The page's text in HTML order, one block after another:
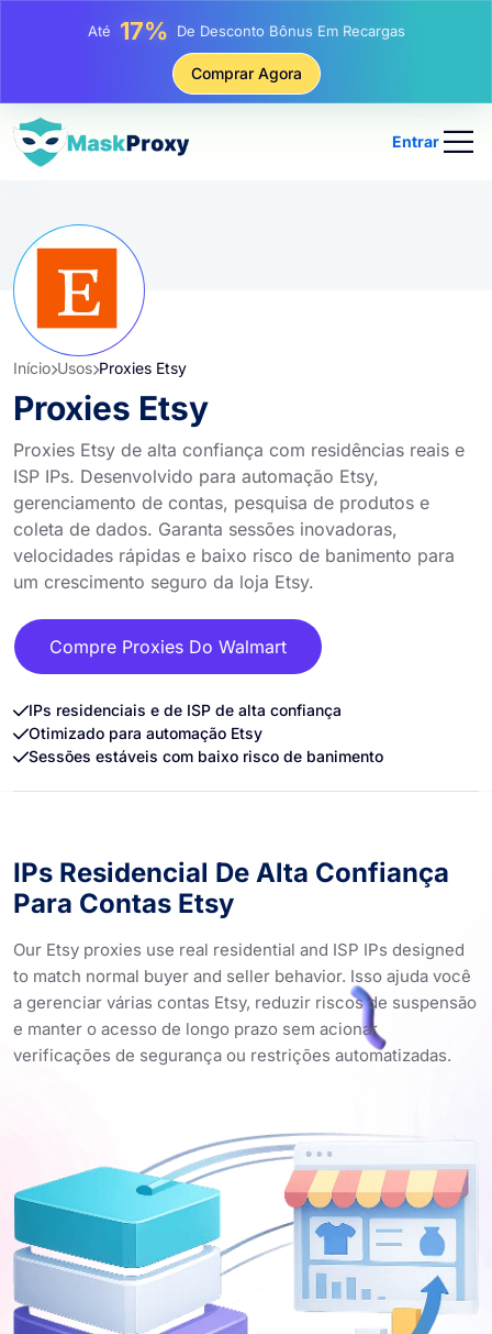
Até25%Desconto Em Compras Estáticas De IP
Desconto Em Compras Rotativas De IP
Comprar Agora
Entrar
Início Usos Proxies Etsy
Proxies Etsy
Proxies Etsy de alta confiança com residências reais e
ISP IPs. Desenvolvido para automação Etsy,
gerenciamento de contas, pesquisa de produtos e
coleta de dados. Garanta sessões inovadoras,
velocidades rápidas e baixo risco de banimento para
um crescimento seguro da loja Etsy.
Compre Proxies Do Walmart
IPs residenciais e de ISP de alta confiança
Otimizado para automação Etsy
Sessões estáveis ​​com baixo risco de banimento
IPs Residencial De Alta Confiança
Para Contas Etsy
Our Etsy proxies use real residential and ISP IPs designed
to match normal buyer and seller behavior. Isso ajuda você
a gerenciar várias contas Etsy, reduzir riscos de suspensão
e manter o acesso de longo prazo sem acionar
verificações de segurança ou restrições automatizadas.